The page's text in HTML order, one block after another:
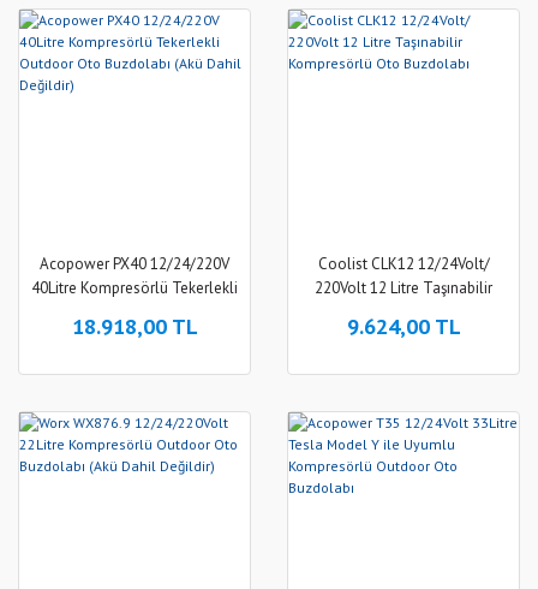
Acopower PX40 12/24/220V
40Litre Kompresörlü Tekerlekli
Dahil Değildir)
18.918,00 TL
Coolist CLK12 12/24Volt/
220Volt 12 Litre Taşınabilir
9.624,00 TL